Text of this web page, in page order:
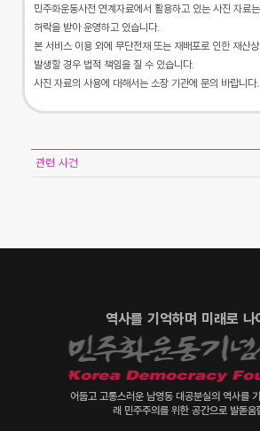
민주화운동사전 연계자료에서 활용하고 있는 사진 자료
허락을 받아 운영하고 있습니다.
본 서비스 이용 외에 무단전재 또는 재배포로 인한 재산
발생할 경우 법적 책임을 질 수 있습니다.
사진 자료의 사용에 대해서는 소장 기관에 문의 바랍니다.
관련 사건
역사를 기억하며 미래로 나
어둡고 고통스러운 남영동 대공분실의 역사를
래 민주주의를 위한 공간으로 발돋움